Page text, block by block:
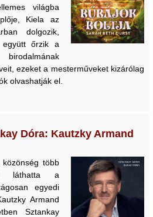
világba
Kiela az
dolgozik,
együtt őrzik a
ezeket a mesterműveket kizárólag
olvashatják el.
Dóra: Kautzky Armand
több
láthatta a
egyedi
Armand
Sztankay